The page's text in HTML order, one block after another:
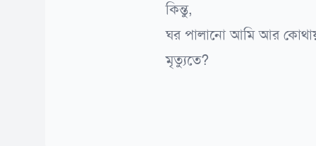
কিন্তু,
ঘর পালানো আমি আর
মৃত্যুতে?